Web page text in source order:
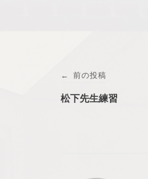
投
稿
← 前の投稿
松下先生練習